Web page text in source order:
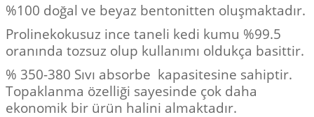
%100 doğal ve beyaz bentonitten oluşmaktadır.
Prolinekokusuz ince taneli kedi kumu %99.5
oranında tozsuz olup kullanımı oldukça basittir.
% 350-380 Sıvı absorbe kapasitesine sahiptir.
Topaklanma özelliği sayesinde çok daha
ekonomik bir ürün halini almaktadır.